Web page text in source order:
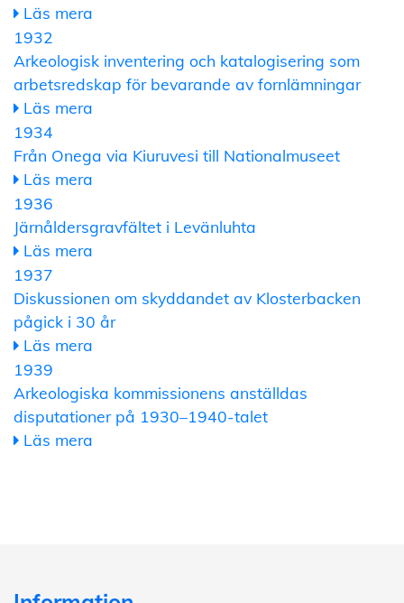
Läs mera
1932
Arkeologisk inventering och katalogisering som
arbetsredskap för bevarande av fornlämningar
Läs mera
1934
Från Onega via Kiuruvesi till Nationalmuseet
Läs mera
1936
Järnåldersgravfältet i Levänluhta
Läs mera
1937
Diskussionen om skyddandet av Klosterbacken
pågick i 30 år
Läs mera
1939
Arkeologiska kommissionens anställdas
disputationer på 1930–1940-talet
Läs mera